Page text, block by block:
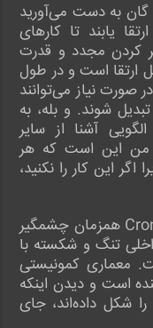
گان به دست می‌آورید
یابند تا کارهای
کردن مجدد و قدرت
ارتقا است و در طول
صورت نیاز می‌توانند
شوند. و بله، به
آشنا از سایر
من این است که هر
این کار را نکنید،
از نظر بصری، Cronos: The New Dawn همزمان چشمگیر
تنگ و شکسته با
معماری کمونیستی
است و دیدن اینکه
شکل داده‌اند، جای